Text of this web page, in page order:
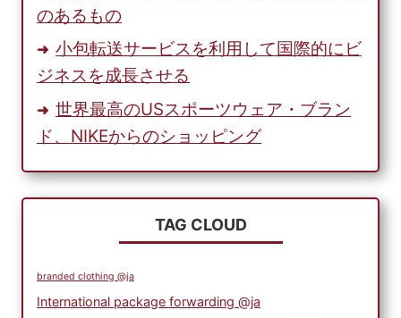
のあるもの
小包転送サービスを利用して国際的にビ
ジネスを成長させる
世界最高のUSスポーツウェア・ブラン
ド、NIKEからのショッピング
TAG CLOUD
branded clothing @ja
International package forwarding @ja